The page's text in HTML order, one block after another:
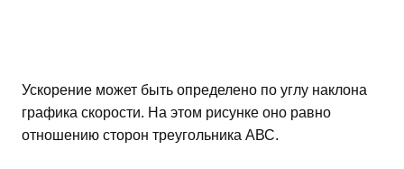
Ускорение может быть определено по углу наклона
графика скорости. На этом рисунке оно равно
отношению сторон треугольника АВС.